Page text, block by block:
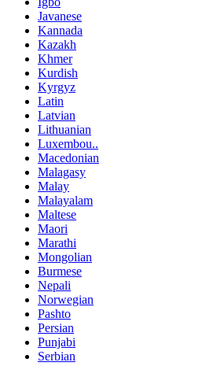
Javanese
Kannada
Kazakh
Khmer
Kurdish
Kyrgyz
Latin
Latvian
Lithuanian
Luxembou..
Macedonian
Malagasy
Malay
Malayalam
Maltese
Maori
Marathi
Mongolian
Burmese
Nepali
Norwegian
Pashto
Persian
Punjabi
Serbian